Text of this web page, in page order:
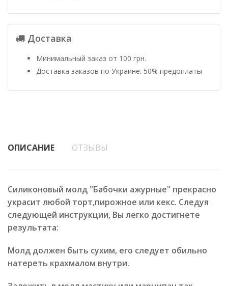
Доставка
Минимальный заказ от 100 грн.
Доставка заказов по Украине: 50% предоплаты
ОПИСАНИЕ ОТЗЫВЫ
Силиконовый молд "Бабочки ажурные" прекрасно
украсит любой торт,пирожное или кекс. Следуя
следующей инструкции, Вы легко достигнете
результата:
Молд должен быть сухим, его следует обильно
натереть крахмалом внутри.